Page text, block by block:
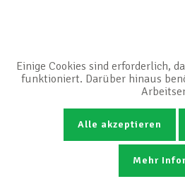
Einige Cookies sind erforderlich,
funktioniert. Darüber hinaus
Alle akzeptieren
Mehr